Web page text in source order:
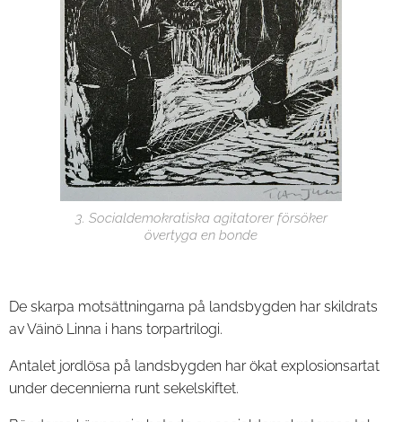
3. Socialdemokratiska agitatorer försöker
övertyga en bonde
De skarpa motsättningarna på landsbygden har skildrats
av Väinö Linna i hans torpartrilogi.
Antalet jordlösa på landsbygden har ökat explosionsartat
under decennierna runt sekelskiftet.